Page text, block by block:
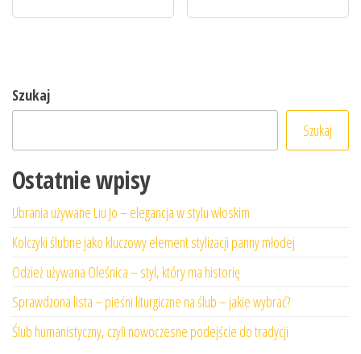
Szukaj
Szukaj
Ostatnie wpisy
Ubrania używane Liu Jo – elegancja w stylu włoskim
Kolczyki ślubne jako kluczowy element stylizacji panny młodej
Odzież używana Oleśnica – styl, który ma historię
Sprawdzona lista – pieśni liturgiczne na ślub – jakie wybrać?
Ślub humanistyczny, czyli nowoczesne podejście do tradycji